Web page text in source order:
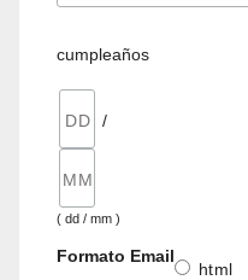
cumpleaños
/
( dd / mm )
Formato Email
html